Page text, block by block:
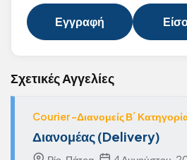
Εγγραφή
Σχετικές Αγγελίες
Courier -Διανομείς Β΄
Διανομέας (Delivery)